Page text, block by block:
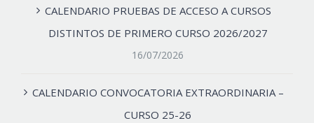
CALENDARIO PRUEBAS DE ACCESO A CURSOS
DISTINTOS DE PRIMERO CURSO 2026/2027
16/07/2026
CALENDARIO CONVOCATORIA EXTRAORDINARIA –
CURSO 25-26